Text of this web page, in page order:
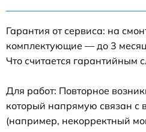
Гарантия от сервиса: на
комплектующие — до 3
Что считается гарантийным
Для работ: Повторное
который напрямую связан с
(например, некорректный